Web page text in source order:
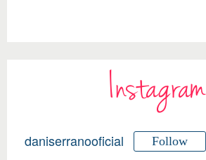
Instagram
daniserranooficial Follow